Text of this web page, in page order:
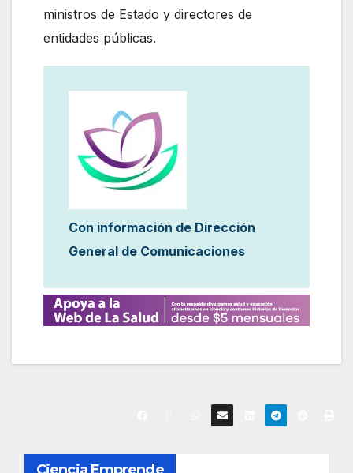
ministros de Estado y directores de
entidades públicas.
Con información de Dirección
General de Comunicaciones
N